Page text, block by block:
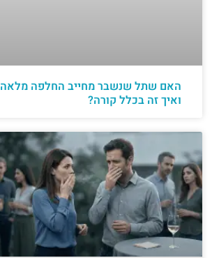
האם שתל שנשבר מחייב החלפה מלאה
ואיך זה בכלל קורה?